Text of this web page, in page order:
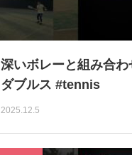
深いボレーと組み合
ダブルス #tennis
2025.12.5